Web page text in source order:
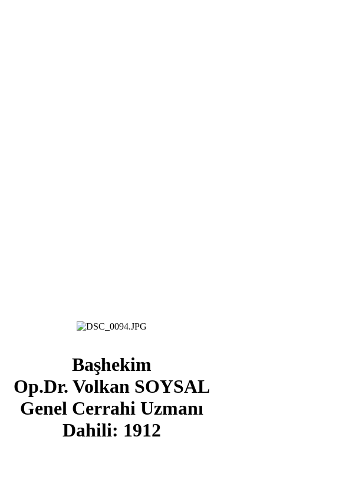
Başhekim
Op.Dr. Volkan SOYSAL
Genel Cerrahi Uzmanı
Dahili: 1912